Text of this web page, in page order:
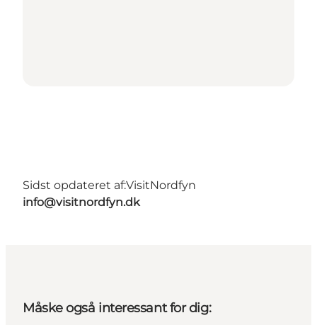
Sidst opdateret af:VisitNordfyn
info@visitnordfyn.dk
Måske også interessant for dig: